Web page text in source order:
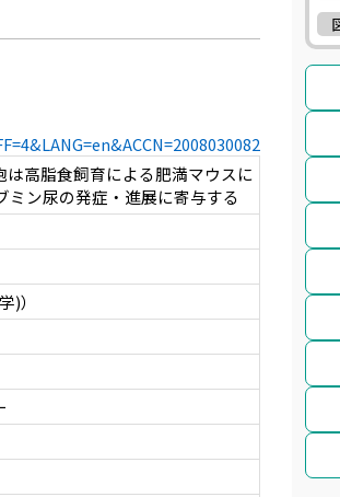
高脂食飼育による肥満マウスに
ミン尿の発症・進展に寄与する
)）